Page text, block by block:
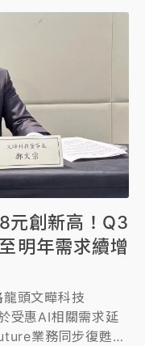
元創新高！Q3
明年需求續增
龍頭文曄科技
受惠AI相關需求延
業務同步復甦，